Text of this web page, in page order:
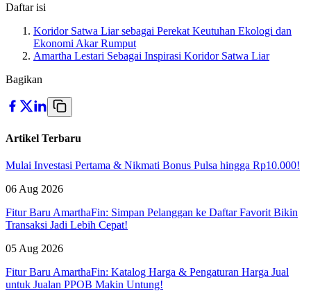
Daftar isi
Koridor Satwa Liar sebagai Perekat Keutuhan Ekologi dan
Ekonomi Akar Rumput
Amartha Lestari Sebagai Inspirasi Koridor Satwa Liar
Bagikan
Artikel Terbaru
Mulai Investasi Pertama & Nikmati Bonus Pulsa hingga Rp10.000!
06 Aug 2026
Fitur Baru AmarthaFin: Simpan Pelanggan ke Daftar Favorit Bikin
Transaksi Jadi Lebih Cepat!
05 Aug 2026
Fitur Baru AmarthaFin: Katalog Harga & Pengaturan Harga Jual
untuk Jualan PPOB Makin Untung!